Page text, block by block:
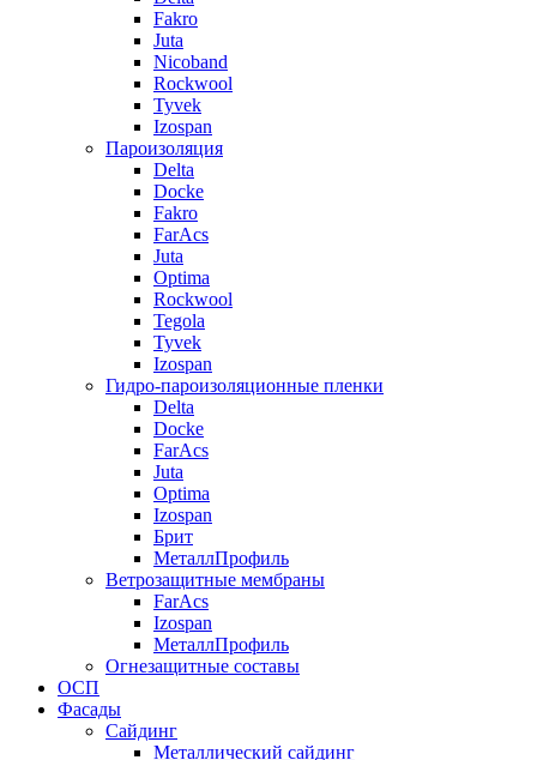
Fakro
Juta
Nicoband
Rockwool
Tyvek
Izospan
Пароизоляция
Delta
Docke
Fakro
FarAcs
Juta
Optima
Rockwool
Tegola
Tyvek
Izospan
Гидро-пароизоляционные пленки
Delta
Docke
FarAcs
Juta
Optima
Izospan
Брит
МеталлПрофиль
Ветрозащитные мембраны
FarAcs
Izospan
МеталлПрофиль
Огнезащитные составы
ОСП
Фасады
Сайдинг
Металлический сайдинг